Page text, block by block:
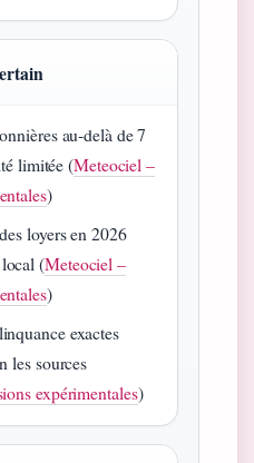
au‑delà de 7
limitée (Meteociel –
)
loyers en 2026
(Meteociel –
)
exactes
les sources
expérimentales)